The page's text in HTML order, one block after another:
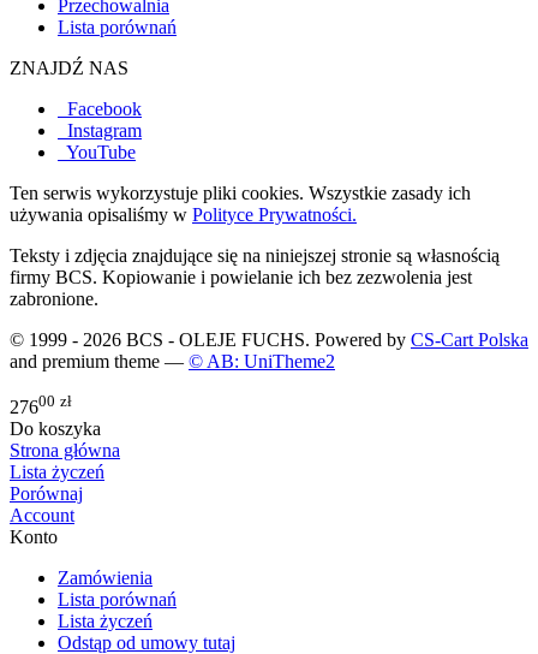
Przechowalnia
Lista porównań
ZNAJDŹ NAS
Facebook
Instagram
YouTube
Ten serwis wykorzystuje pliki cookies. Wszystkie zasady ich
używania opisaliśmy w Polityce Prywatności.
Teksty i zdjęcia znajdujące się na niniejszej stronie są własnością
firmy BCS. Kopiowanie i powielanie ich bez zezwolenia jest
zabronione.
© 1999 - 2026 BCS - OLEJE FUCHS. Powered by CS-Cart Polska
and premium theme — © AB: UniTheme2
27600 zł
Do koszyka
Strona główna
Lista życzeń
Porównaj
Account
Konto
Zamówienia
Lista porównań
Lista życzeń
Odstąp od umowy tutaj